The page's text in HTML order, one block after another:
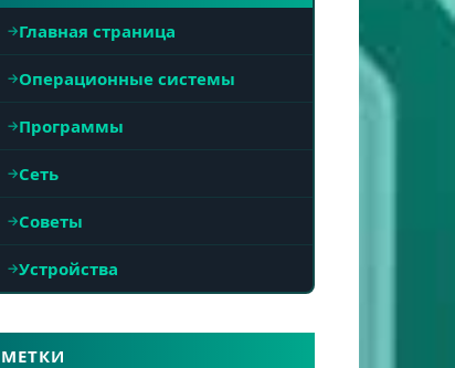
Главная страница
Операционные системы
Программы
Сеть
Советы
Устройства
МЕТКИ